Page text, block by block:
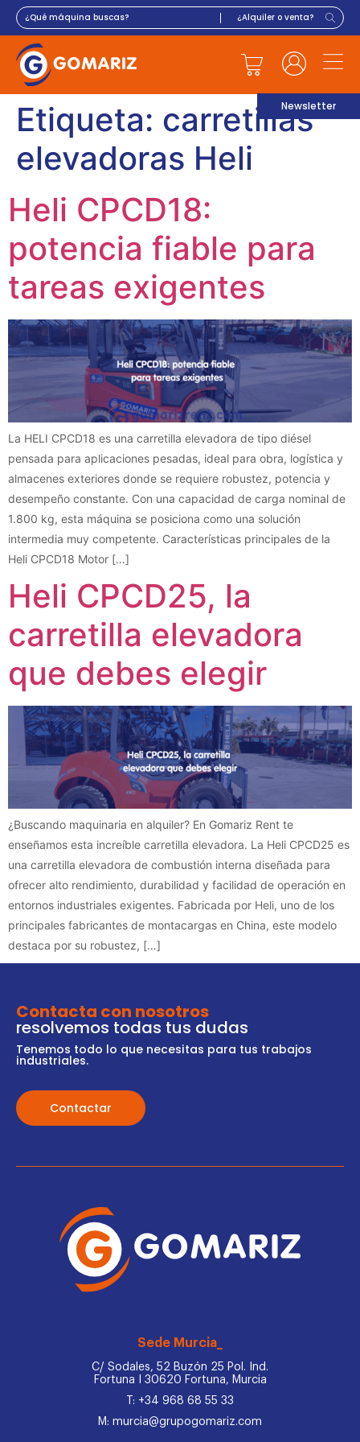
Newsletter
Etiqueta: carretillas
elevadoras Heli
Heli CPCD18:
potencia fiable para
tareas exigentes
La HELI CPCD18 es una carretilla elevadora de tipo diésel
pensada para aplicaciones pesadas, ideal para obra, logística y
almacenes exteriores donde se requiere robustez, potencia y
desempeño constante. Con una capacidad de carga nominal de
1.800 kg, esta máquina se posiciona como una solución
intermedia muy competente. Características principales de la
Heli CPCD18 Motor […]
Heli CPCD25, la
carretilla elevadora
que debes elegir
¿Buscando maquinaria en alquiler? En Gomariz Rent te
enseñamos esta increíble carretilla elevadora. La Heli CPCD25 es
una carretilla elevadora de combustión interna diseñada para
ofrecer alto rendimiento, durabilidad y facilidad de operación en
entornos industriales exigentes. Fabricada por Heli, uno de los
principales fabricantes de montacargas en China, este modelo
destaca por su robustez, […]
Contacta con nosotros
resolvemos todas tus dudas
Tenemos todo lo que necesitas para tus trabajos
industriales.
Contactar
Sede Murcia_
C/ Sodales, 52 Buzón 25 Pol. Ind.
Fortuna I 30620 Fortuna, Murcia
T: +34 968 68 55 33
M: murcia@grupogomariz.com